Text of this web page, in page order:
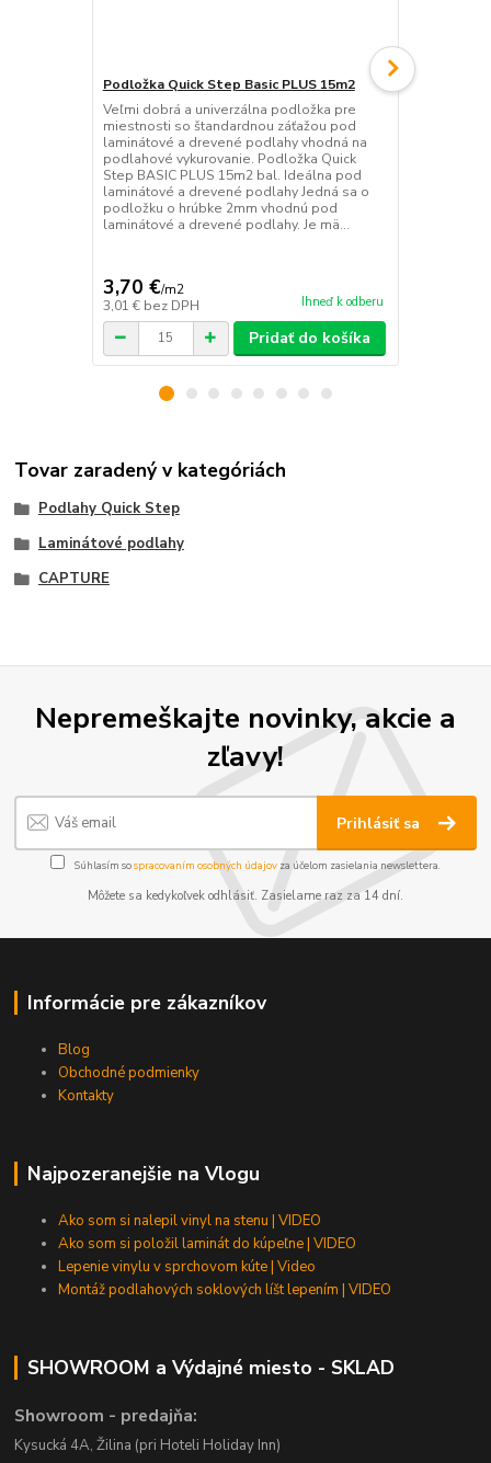
Podložka Quick Step Basic PLUS 15m2
Veľmi dobrá a univerzálna podložka pre
miestnosti so štandardnou záťažou pod
laminátové a drevené podlahy vhodná na
podlahové vykurovanie. Podložka Quick
Step BASIC PLUS 15m2 bal. Ideálna pod
laminátové a drevené podlahy Jedná sa o
podložku o hrúbke 2mm vhodnú pod
laminátové a drevené podlahy. Je mä...
3,70 €/m2
3,01 € bez DPH Ihneď k odberu
Pridať do košíka
Podložka
Tovar zaradený v kategóriách
Podlahy Quick Step
Laminátové podlahy
CAPTURE
Nepremeškajte novinky, akcie a
zľavy!
Prihlásiť sa
Súhlasím sospracovaním osobných údajov za účelom zasielania newslettera.
Môžete sa kedykoľvek odhlásiť. Zasielame raz za 14 dní.
Informácie pre zákazníkov
Blog
Obchodné podmienky
Kontakty
Najpozeranejšie na Vlogu
Ako som si nalepil vinyl na stenu | VIDEO
Ako som si položil laminát do kúpeľne | VIDEO
Lepenie vinylu v sprchovom kúte | Video
Montáž podlahových soklových líšt lepením | VIDEO
SHOWROOM a Výdajné miesto - SKLAD
Showroom - predajňa:
Kysucká 4A, Žilina (pri Hoteli Holiday Inn)